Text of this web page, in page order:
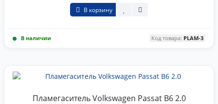
В корзину
В наличии Код товара: PLAM-3
Пламегаситель Volkswagen Passat B6 2.0